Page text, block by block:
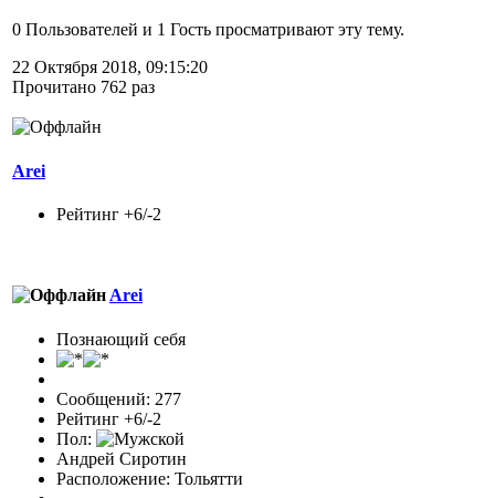
0 Пользователей и 1 Гость просматривают эту тему.
22 Октября 2018, 09:15:20
Прочитано 762 раз
Arei
Рейтинг +6/-2
Arei
Познающий себя
Сообщений: 277
Рейтинг +6/-2
Пол:
Андрей Сиротин
Расположение: Тольятти